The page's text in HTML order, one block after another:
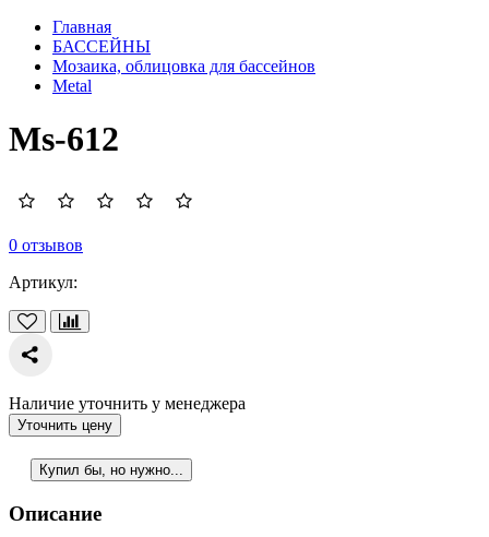
Главная
БАССЕЙНЫ
Мозаика, облицовка для бассейнов
Metal
Ms-612
0 отзывов
Артикул:
Наличие уточнить у менеджера
Уточнить цену
Купил бы, но нужно...
Описание